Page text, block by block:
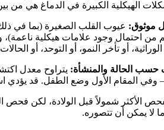
الهيكلية الكبيرة في الدماغ هي من
موثوق: عيوب القلب الصغيرة (بما في
من احتمال وجود علامات هيكلية ناعمة)،
أو تأخر النمو، أو التوحد، أو
حسب الحالة والمنشأة: يتراوح معدل
المقام الأول وضع الطفل. قد يؤدي
الأكثر شمولاً قبل الولادة، لكن فحص
لا يمكن أن تتصوره.